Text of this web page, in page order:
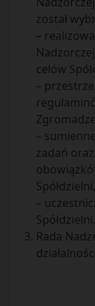
został
–
celów
–
–
zadań
Spółdzielni,
–
Spółdzielni.
Rada